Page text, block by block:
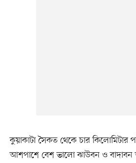
কুয়াকাটা সৈকত থেকে চার কিলোমিটার
আশপাশে বেশ ভালো ঝাউবন ও বাদাবন